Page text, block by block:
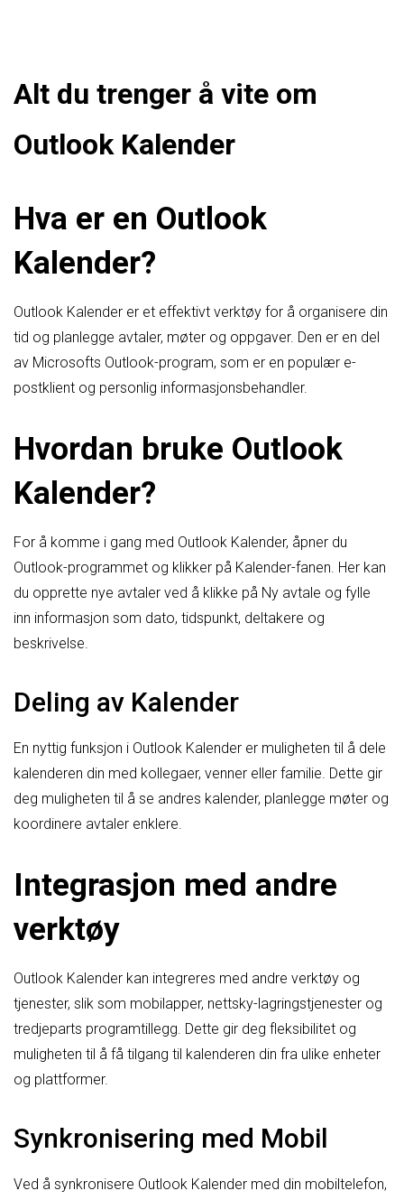
Alt du trenger å vite om
Outlook Kalender
Hva er en Outlook
Kalender?
Outlook Kalender er et effektivt verktøy for å organisere din
tid og planlegge avtaler, møter og oppgaver. Den er en del
av Microsofts Outlook-program, som er en populær e-
postklient og personlig informasjonsbehandler.
Hvordan bruke Outlook
Kalender?
For å komme i gang med Outlook Kalender, åpner du
Outlook-programmet og klikker på Kalender-fanen. Her kan
du opprette nye avtaler ved å klikke på Ny avtale og fylle
inn informasjon som dato, tidspunkt, deltakere og
beskrivelse.
Deling av Kalender
En nyttig funksjon i Outlook Kalender er muligheten til å dele
kalenderen din med kollegaer, venner eller familie. Dette gir
deg muligheten til å se andres kalender, planlegge møter og
koordinere avtaler enklere.
Integrasjon med andre
verktøy
Outlook Kalender kan integreres med andre verktøy og
tjenester, slik som mobilapper, nettsky-lagringstjenester og
tredjeparts programtillegg. Dette gir deg fleksibilitet og
muligheten til å få tilgang til kalenderen din fra ulike enheter
og plattformer.
Synkronisering med Mobil
Ved å synkronisere Outlook Kalender med din mobiltelefon,